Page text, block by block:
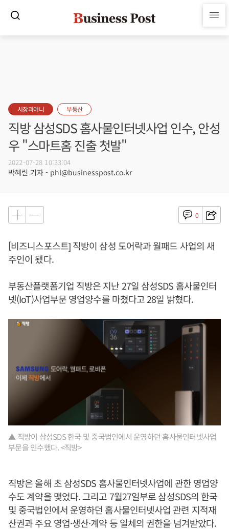
시장과머니 부동산
직방 삼성SDS 홈사물인터넷사업 인수, 안성
우 "스마트홈 진출 첫발"
2022-07-28 10:33:04
박혜린 기자 - phl@businesspost.co.kr
0
[비즈니스포스트] 직방이 삼성 도어락과 월패드 사업의 새
주인이 됐다.
부동산플랫폼기업 직방은 지난 27일 삼성SDS 홈사물인터
넷(IoT)사업부문 영업양수를 마쳤다고 28일 밝혔다.
▲ 직방이 삼성SDS 한국 및 중국법인에서 운영하던 홈사물인터넷사업
부문을 인수했다. <직방>
직방은 올해 초 삼성SDS 홈사물인터넷사업에 관한 영업양
수도 계약을 맺었다. 그리고 7월27일부로 삼성SDS의 한국
및 중국법인에서 운영하던 홈사물인터넷사업 관련 지적재
산권과 주요 영업·생산·계약 등 일체의 권한을 넘겨받았다.